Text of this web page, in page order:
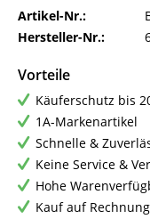
Artikel-Nr.:
Hersteller-Nr.:
Vorteile
Käuferschutz bis
1A-Markenartikel
Schnelle &
Keine Service &
Hohe
Kauf auf Rechnung